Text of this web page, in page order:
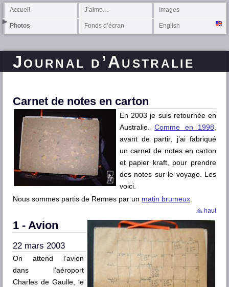
Accueil J’aime… Images
Photos Fonds d’écran English
Journal d’Australie
Carnet de notes en carton
En 2003 je suis retournée en
Australie.Comme en 1998,
avant de partir, j’ai fabriqué
un carnet de notes en carton
et papier kraft, pour prendre
des notes sur le voyage. Les
voici.
Nous sommes partis de Rennes par un matin brumeux.
haut
1 - Avion
22 mars 2003
On attend l’avion
dans l’aéroport
Charles de Gaulle, le